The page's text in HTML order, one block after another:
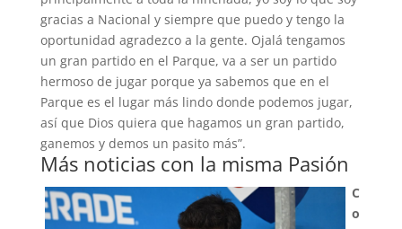
gracias a Nacional y siempre que puedo y tengo la
oportunidad agradezco a la gente. Ojalá tengamos
un gran partido en el Parque, va a ser un partido
hermoso de jugar porque ya sabemos que en el
Parque es el lugar más lindo donde podemos jugar,
así que Dios quiera que hagamos un gran partido,
ganemos y demos un pasito más”.
Más noticias con la misma Pasión
C
o